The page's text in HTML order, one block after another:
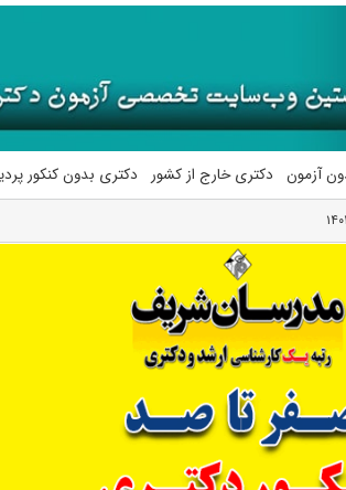
آزمون دکتری خارج از کشور دکتری بدون کنکور